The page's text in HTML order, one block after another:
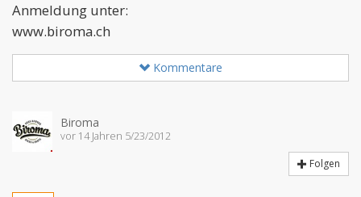
Anmeldung unter:
www.biroma.ch
Kommentare
Biroma
vor 14 Jahren 5/23/2012
Folgen